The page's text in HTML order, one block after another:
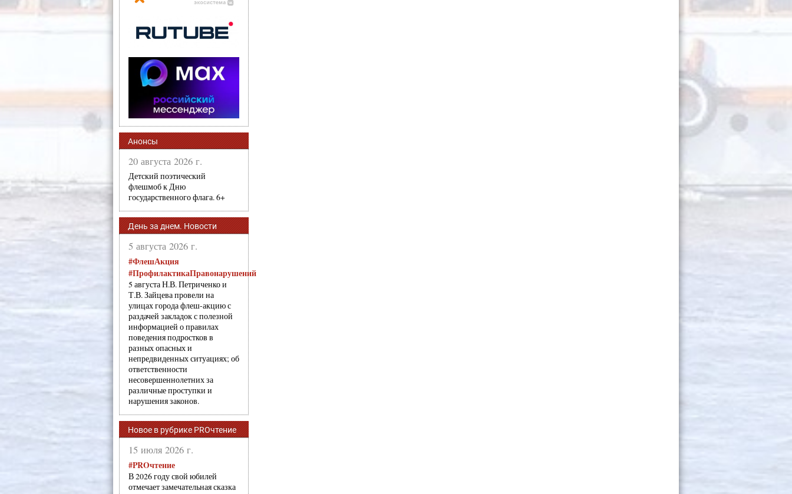
Анонсы
20 августа 2026 г.
Детский поэтический
флешмоб к Дню
государственного флага. 6+
День за днем. Новости
5 августа 2026 г.
#ФлешАкция
#ПрофилактикаПравонарушений
5 августа Н.В. Петриченко и
Т.В. Зайцева провели на
улицах города флеш-акцию с
раздачей закладок с полезной
информацией о правилах
поведения подростков в
разных опасных и
непредвиденных ситуациях; об
ответственности
несовершеннолетних за
различные проступки и
нарушения законов.
Новое в рубрике PROчтение
15 июля 2026 г.
#PROчтение
В 2026 году свой юбилей
отмечает замечательная сказка